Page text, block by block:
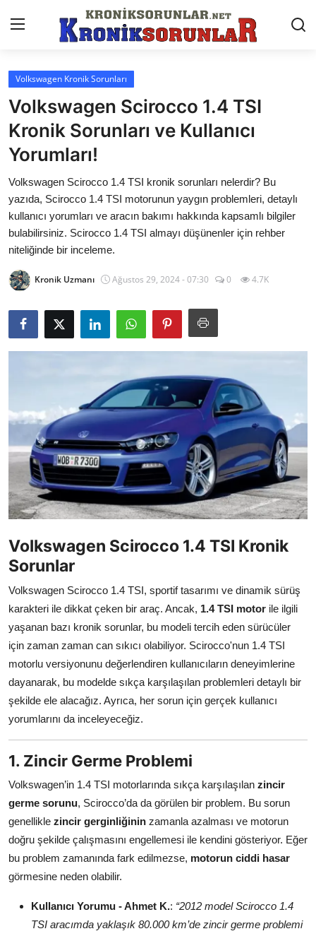
Anasayfa
Markalar
İletişim
Trafik & Cezalar
Sigorta & Kasko
Vergi & ÖTV & MTV
Muayene & Ruhsat
Sorgulamalar
İkinci El & Alım-Satım
Elektrikli & Hibrit
Kiralama & Filo
Sürüş & Güvenlik
Lastik & Jant
LPG & Yakıt
Elektrik & Akü
Aydınlatma & Görüş
Şanzıman & Aktarma
Dizel Sistemler
Multimedya & Elektronik
Volkswagen Kronik Sorunları
Volkswagen Scirocco 1.4 TSI
Kronik Sorunları ve Kullanıcı
Yorumları!
Volkswagen Scirocco 1.4 TSI kronik sorunları nelerdir? Bu
yazıda, Scirocco 1.4 TSI motorunun yaygın problemleri, detaylı
kullanıcı yorumları ve aracın bakımı hakkında kapsamlı bilgiler
bulabilirsiniz. Scirocco 1.4 TSI almayı düşünenler için rehber
niteliğinde bir inceleme.
Kronik Uzmanı Ağustos 29, 2024 - 07:30 0 4.7K
Volkswagen Scirocco 1.4 TSI Kronik
Sorunlar
Volkswagen Scirocco 1.4 TSI, sportif tasarımı ve dinamik sürüş
karakteri ile dikkat çeken bir araç. Ancak, 1.4 TSI motor ile ilgili
yaşanan bazı kronik sorunlar, bu modeli tercih eden sürücüler
için zaman zaman can sıkıcı olabiliyor. Scirocco'nun 1.4 TSI
motorlu versiyonunu değerlendiren kullanıcıların deneyimlerine
dayanarak, bu modelde sıkça karşılaşılan problemleri detaylı bir
şekilde ele alacağız. Ayrıca, her sorun için gerçek kullanıcı
yorumlarını da inceleyeceğiz.
1. Zincir Germe Problemi
Volkswagen’in 1.4 TSI motorlarında sıkça karşılaşılan zincir
germe sorunu, Scirocco’da da görülen bir problem. Bu sorun
genellikle zincir gerginliğinin zamanla azalması ve motorun
doğru şekilde çalışmasını engellemesi ile kendini gösteriyor. Eğer
bu problem zamanında fark edilmezse, motorun ciddi hasar
görmesine neden olabilir.
Kullanıcı Yorumu - Ahmet K.: “2012 model Scirocco 1.4
TSI aracımda yaklaşık 80.000 km’de zincir germe problemi